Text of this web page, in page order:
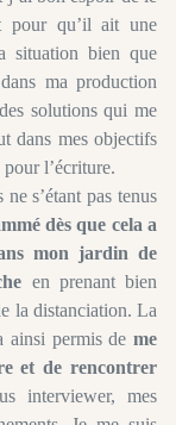
pour qu’il ait une
situation bien que
ma production
solutions qui me
dans mes objectifs
l’écriture.
s’étant pas tenus
dès que cela a
mon jardin de
en prenant bien
la distanciation. La
ainsi permis de me
et de rencontrer
interviewer, mes